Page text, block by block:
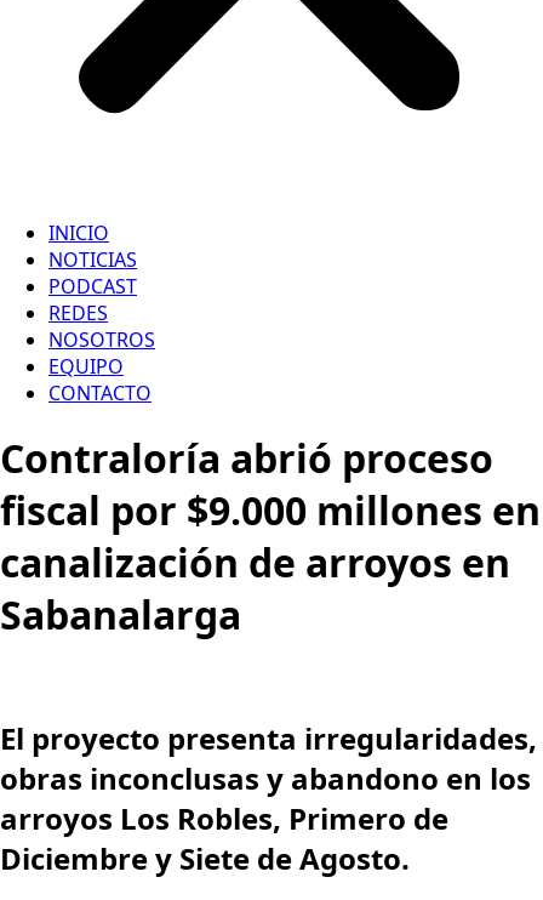
INICIO
NOTICIAS
PODCAST
REDES
NOSOTROS
EQUIPO
CONTACTO
Contraloría abrió proceso
fiscal por $9.000 millones en
canalización de arroyos en
Sabanalarga
El proyecto presenta irregularidades,
obras inconclusas y abandono en los
arroyos Los Robles, Primero de
Diciembre y Siete de Agosto.